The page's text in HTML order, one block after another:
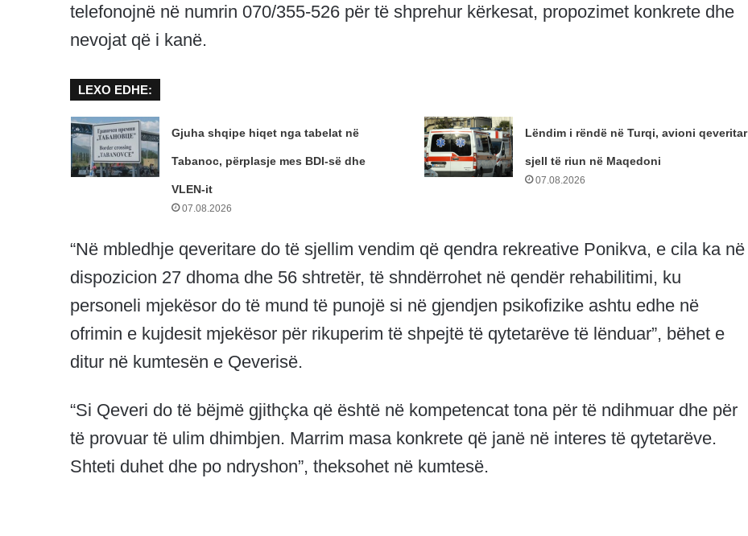
telefonojnë në numrin 070/355-526 për të shprehur kërkesat, propozimet konkrete dhe
nevojat që i kanë.
LEXO EDHE:
Gjuha shqipe hiqet nga tabelat në
Tabanoc, përplasje mes BDI-së dhe
VLEN-it
07.08.2026
Lëndim i rëndë në Turqi, avioni qeveritar
sjell të riun në Maqedoni
07.08.2026
“Në mbledhje qeveritare do të sjellim vendim që qendra rekreative Ponikva, e cila ka në
dispozicion 27 dhoma dhe 56 shtretër, të shndërrohet në qendër rehabilitimi, ku
personeli mjekësor do të mund të punojë si në gjendjen psikofizike ashtu edhe në
ofrimin e kujdesit mjekësor për rikuperim të shpejtë të qytetarëve të lënduar”, bëhet e
ditur në kumtesën e Qeverisë.
“Si Qeveri do të bëjmë gjithçka që është në kompetencat tona për të ndihmuar dhe për
të provuar të ulim dhimbjen. Marrim masa konkrete që janë në interes të qytetarëve.
Shteti duhet dhe po ndryshon”, theksohet në kumtesë.